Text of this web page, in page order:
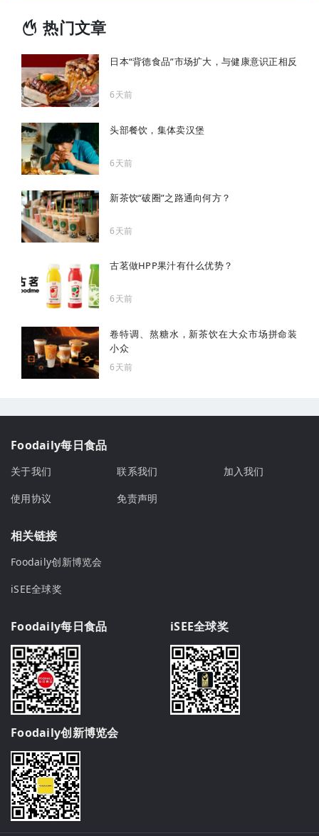
热门文章
日本“背德食品”市场扩大，与健康意识正相反
6天前
头部餐饮，集体卖汉堡
6天前
新茶饮“破圈”之路通向何方？
6天前
古茗做HPP果汁有什么优势？
6天前
卷特调、熬糖水，新茶饮在大众市场拼命装
小众
6天前
Foodaily每日食品
关于我们 联系我们
加入我们
使用协议
免责声明
相关链接
Foodaily创新博览会
iSEE全球奖
Foodaily每日食品 iSEE全球奖
Foodaily创新博览会